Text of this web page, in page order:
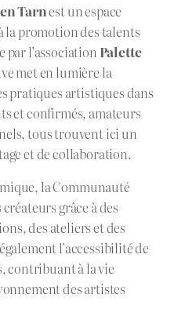
Tarnest un espace
promotion des talents
l’association Palette
met en lumière la
pratiques artistiques dans
et confirmés, amateurs
tous trouvent ici un
et de collaboration.
la Communauté
grâce à des
des ateliers et des
l’accessibilité de
contribuant à la vie
des artistes